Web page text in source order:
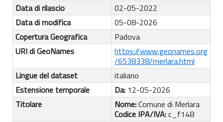
Data di rilascio
02-05-2022
Data di modifica
05-08-2026
Copertura Geografica
Padova
URI di GeoNames
https://www.geonames.org
/6538338/merlara.html
Lingue del dataset
italiano
Estensione temporale
Da: 12-05-2026
Titolare
Nome:Comune di Merlara
Codice IPA/IVA:c_f148